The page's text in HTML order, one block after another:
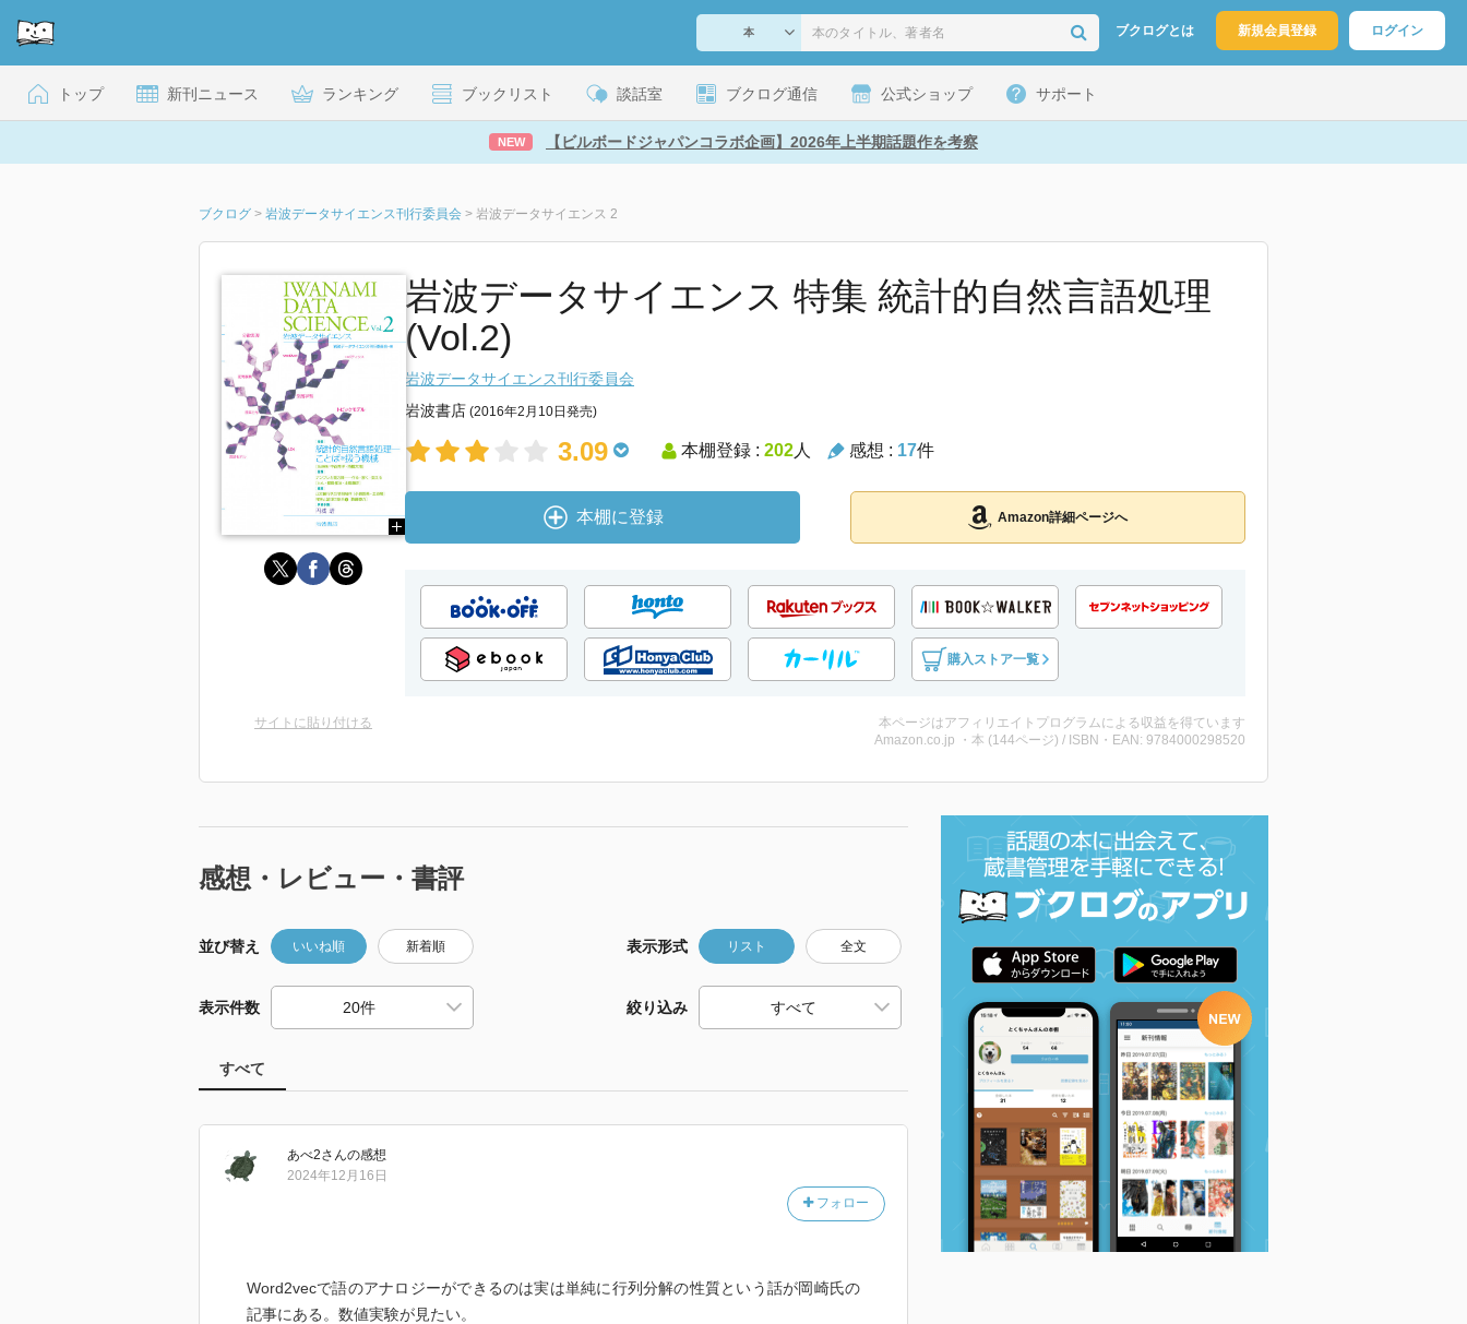
ブクログとは 新規会員登録 ログイン
トップ 新刊ニュース ランキング ブックリスト 談話室 ブクログ通信 公式ショップ サポート
NEW 【ビルボードジャパンコラボ企画】2026年上半期話題作を考察
ブクログ > 岩波データサイエンス刊行委員会 > 岩波データサイエンス 2
岩波データサイエンス 特集 統計的自然言語処理
(Vol.2)
岩波データサイエンス刊行委員会
岩波書店 (2016年2月10日発売)
3.09 本棚登録 : 202人 感想 : 17件
本棚に登録 Amazon詳細ページへ
購入ストア一覧
サイトに貼り付ける
本ページはアフィリエイトプログラムによる収益を得ています
Amazon.co.jp ・本 (144ページ) / ISBN・EAN: 9784000298520
感想・レビュー・書評
並び替え いいね順 新着順 表示形式 リスト 全文
表示件数 絞り込み
すべて
あべ2さんの感想
フォロー
2024年12月16日
Word2vecで語のアナロジーができるのは実は単純に行列分解の性質という話が岡崎氏の
記事にある。数値実験が見たい。